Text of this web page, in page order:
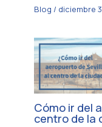
Blog / diciembre
Cómo ir del
centro de la